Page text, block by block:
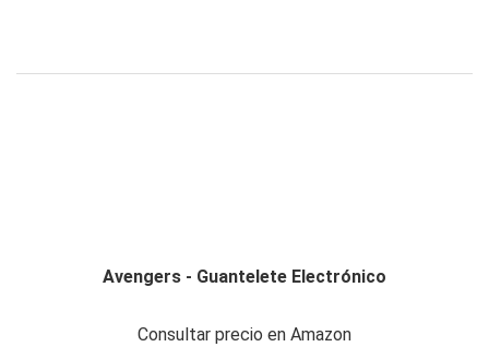
Avengers - Guantelete Electrónico
Consultar precio en Amazon